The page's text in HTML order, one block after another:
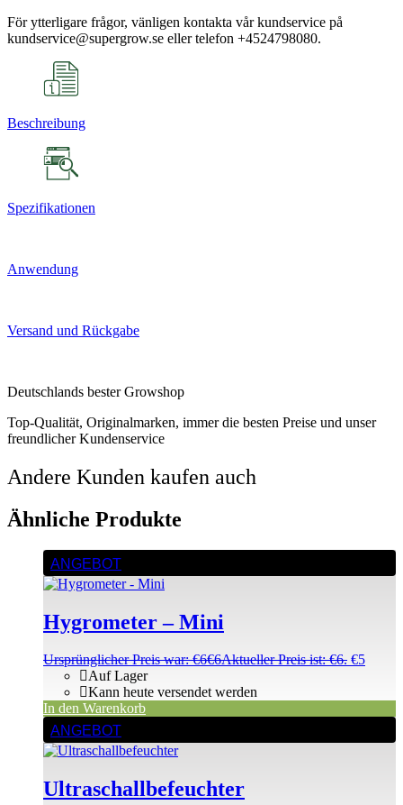
För ytterligare frågor, vänligen kontakta vår kundservice på
kundservice@supergrow.se eller telefon +4524798080.
Beschreibung
Spezifikationen
Anwendung
Versand und Rückgabe
Deutschlands bester Growshop
Top-Qualität, Originalmarken, immer die besten Preise und unser
freundlicher Kundenservice
Andere Kunden kaufen auch
Ähnliche Produkte
ANGEBOT
Hygrometer – Mini
Ursprünglicher Preis war: €6€6Aktueller Preis ist: €6. €5
Auf Lager
Kann heute versendet werden
In den Warenkorb
ANGEBOT
Ultraschallbefeuchter